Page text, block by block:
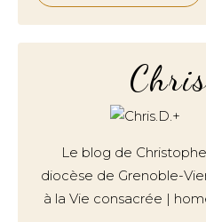
Le blog de
diocèse de Grenoble-
à la Vie consacrée |